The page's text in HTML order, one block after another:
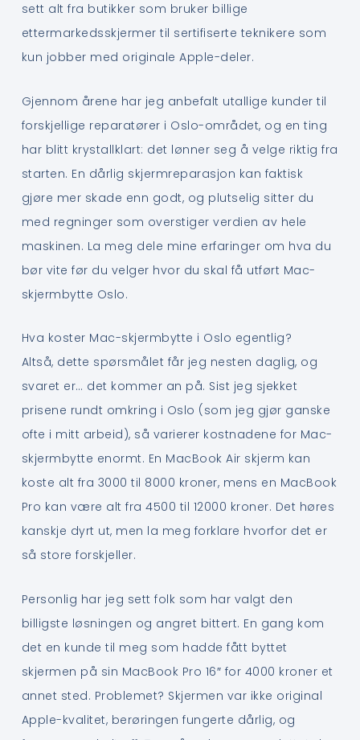
sett alt fra butikker som bruker billige
ettermarkedsskjermer til sertifiserte teknikere som
kun jobber med originale Apple-deler.
Gjennom årene har jeg anbefalt utallige kunder til
forskjellige reparatører i Oslo-området, og en ting
har blitt krystallklart: det lønner seg å velge riktig fra
starten. En dårlig skjermreparasjon kan faktisk
gjøre mer skade enn godt, og plutselig sitter du
med regninger som overstiger verdien av hele
maskinen. La meg dele mine erfaringer om hva du
bør vite før du velger hvor du skal få utført Mac-
skjermbytte Oslo.
Hva koster Mac-skjermbytte i Oslo egentlig?
Altså, dette spørsmålet får jeg nesten daglig, og
svaret er… det kommer an på. Sist jeg sjekket
prisene rundt omkring i Oslo (som jeg gjør ganske
ofte i mitt arbeid), så varierer kostnadene for Mac-
skjermbytte enormt. En MacBook Air skjerm kan
koste alt fra 3000 til 8000 kroner, mens en MacBook
Pro kan være alt fra 4500 til 12000 kroner. Det høres
kanskje dyrt ut, men la meg forklare hvorfor det er
så store forskjeller.
Personlig har jeg sett folk som har valgt den
billigste løsningen og angret bittert. En gang kom
det en kunde til meg som hadde fått byttet
skjermen på sin MacBook Pro 16″ for 4000 kroner et
annet sted. Problemet? Skjermen var ikke original
Apple-kvalitet, berøringen fungerte dårlig, og